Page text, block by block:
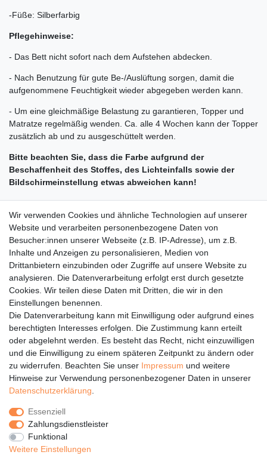
-Füße: Silberfarbig
Pflegehinweise:
- Das Bett nicht sofort nach dem Aufstehen abdecken.
- Nach Benutzung für gute Be-/Auslüftung sorgen, damit die
aufgenommene Feuchtigkeit wieder abgegeben werden kann.
- Um eine gleichmäßige Belastung zu garantieren, Topper und
Matratze regelmäßig wenden. Ca. alle 4 Wochen kann der Topper
zusätzlich ab und zu ausgeschüttelt werden.
Bitte beachten Sie, dass die Farbe aufgrund der
Beschaffenheit des Stoffes, des Lichteinfalls sowie der
Bildschirmeinstellung etwas abweichen kann!
Alle Maße sind ca. Angaben in cm. Ohne Auflage, ohne
Nachtkonsole, ohne Dekoration.
Die Lieferung erfolgt nur bis zur Bordsteinkante. Die Ware wird
vom Fahrer der Spedition NICHT in die Wohnung bzw. ins Haus
transportiert.
Rechtliches
Service
Unternehmen
Karriere
Presse
Blog
Wir verwenden Cookies und ähnliche Technologien auf unserer
Website und verarbeiten personenbezogene Daten von
Besucher:innen unserer Webseite (z.B. IP-Adresse), um z.B.
Inhalte und Anzeigen zu personalisieren, Medien von
Drittanbietern einzubinden oder Zugriffe auf unsere Website zu
analysieren. Die Datenverarbeitung erfolgt erst durch gesetzte
Cookies. Wir teilen diese Daten mit Dritten, die wir in den
Einstellungen benennen.
Die Datenverarbeitung kann mit Einwilligung oder aufgrund eines
berechtigten Interesses erfolgen. Die Zustimmung kann erteilt
oder abgelehnt werden. Es besteht das Recht, nicht einzuwilligen
und die Einwilligung zu einem späteren Zeitpunkt zu ändern oder
zu widerrufen. Beachten Sie unser Impressum und weitere
Hinweise zur Verwendung personenbezogener Daten in unserer
Daten­schutz­erklärung
Essenziell
Zahlungsdienstleister
Funktional
Weitere Einstellungen